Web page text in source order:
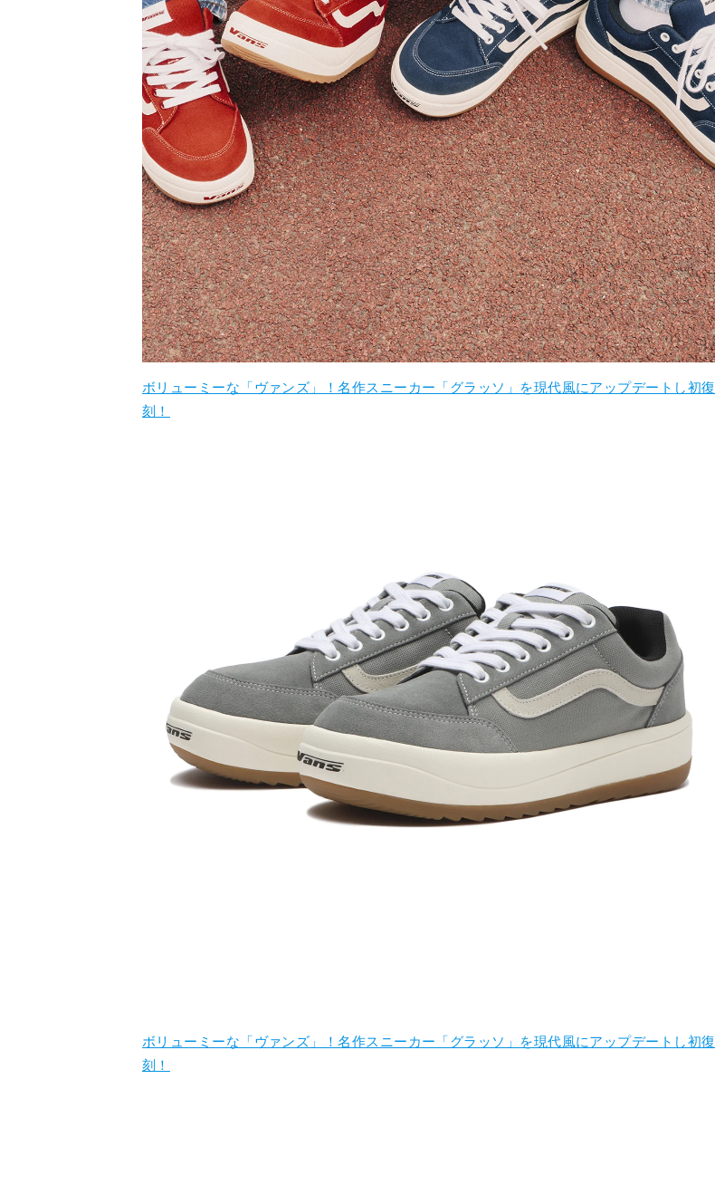
ボリューミーな「ヴァンズ」！名作スニーカー「グラッソ」を現代風にアップデートし初復
刻！
ボリューミーな「ヴァンズ」！名作スニーカー「グラッソ」を現代風にアップデートし初復
刻！